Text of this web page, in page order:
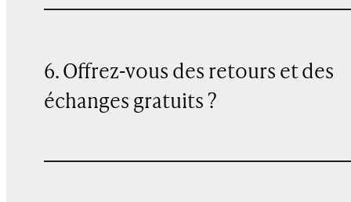
6. Offrez-vous des retours et des
échanges gratuits ?